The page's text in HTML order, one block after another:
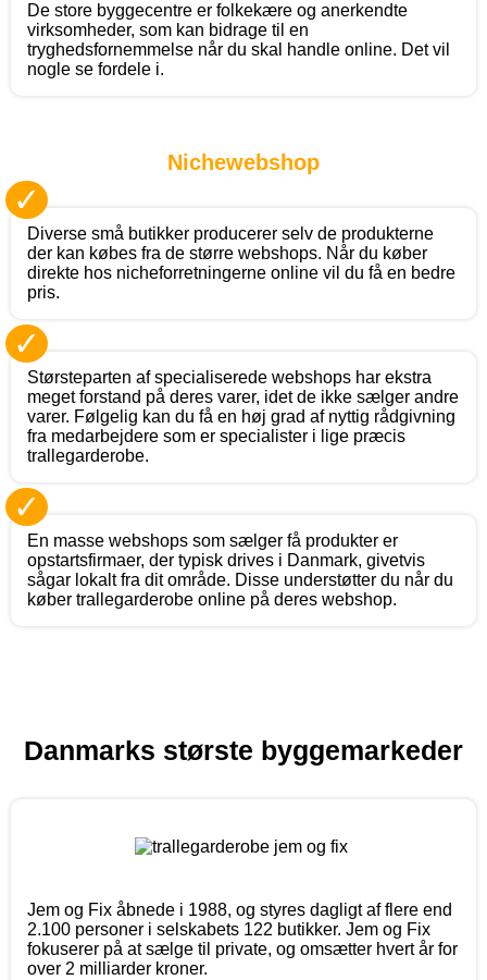
De store byggecentre er folkekære og anerkendte
virksomheder, som kan bidrage til en
tryghedsfornemmelse når du skal handle online. Det vil
nogle se fordele i.
Nichewebshop
✓
Diverse små butikker producerer selv de produkterne
der kan købes fra de større webshops. Når du køber
direkte hos nicheforretningerne online vil du få en bedre
pris.
✓
Størsteparten af specialiserede webshops har ekstra
meget forstand på deres varer, idet de ikke sælger andre
varer. Følgelig kan du få en høj grad af nyttig rådgivning
fra medarbejdere som er specialister i lige præcis
trallegarderobe.
✓
En masse webshops som sælger få produkter er
opstartsfirmaer, der typisk drives i Danmark, givetvis
sågar lokalt fra dit område. Disse understøtter du når du
køber trallegarderobe online på deres webshop.
Danmarks største byggemarkeder
Jem og Fix åbnede i 1988, og styres dagligt af flere end
2.100 personer i selskabets 122 butikker. Jem og Fix
fokuserer på at sælge til private, og omsætter hvert år for
over 2 milliarder kroner.